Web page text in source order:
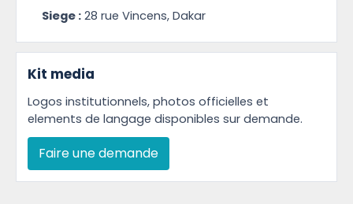
Siege : 28 rue Vincens, Dakar
Kit media
Logos institutionnels, photos officielles et
elements de langage disponibles sur demande.
Faire une demande